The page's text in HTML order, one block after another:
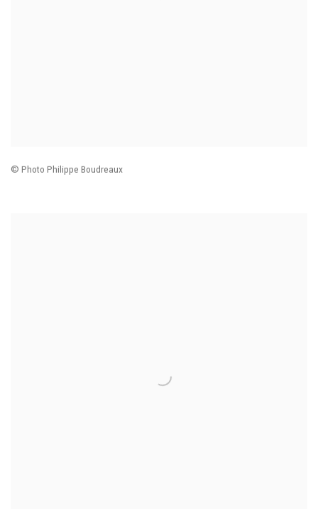
© Photo Philippe Boudreaux